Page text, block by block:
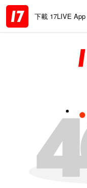
下載 17LIVE